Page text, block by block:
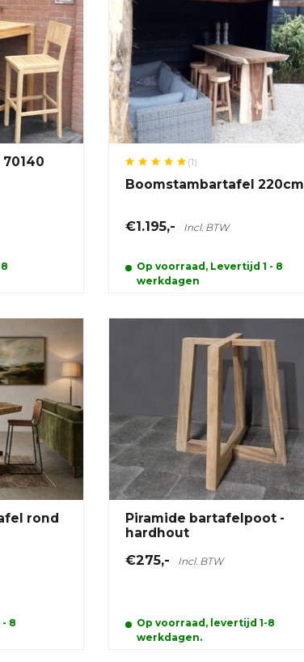
(1)
Boomstambartafel 220cm
€1.195,- Incl. BTW
Op voorraad, Levertijd 1 - 8
werkdagen
rond
8
Piramide bartafelpoot -
hardhout
€275,- Incl. BTW
Op voorraad, levertijd 1-8
werkdagen.